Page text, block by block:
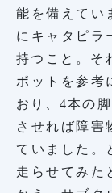
能を備えてい
にキャタピラ
持つこと。そ
ボットを参考
おり、4本の
させれば障害
ていました。
走らせてみた